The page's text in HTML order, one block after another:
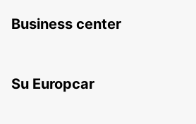
Business center
Su Europcar